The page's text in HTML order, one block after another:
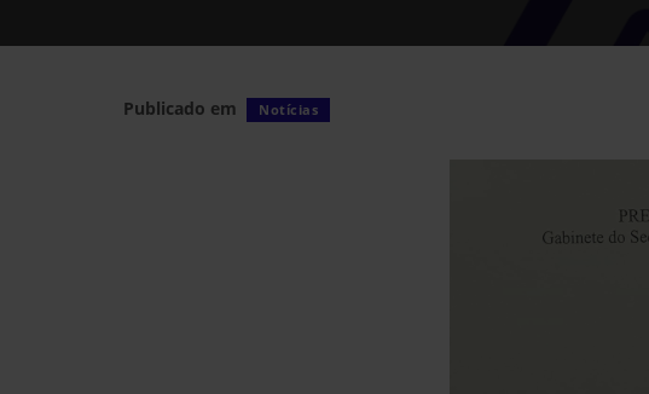
Publicado em Notícias